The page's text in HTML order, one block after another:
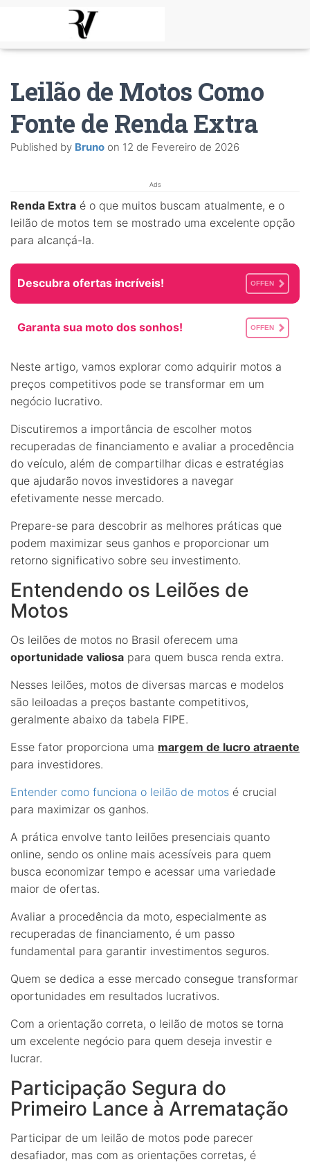
Leilão de Motos Como
Fonte de Renda Extra
Published by Bruno on 12 de Fevereiro de 2026
Ads
Renda Extra é o que muitos buscam atualmente, e o
leilão de motos tem se mostrado uma excelente opção
para alcançá-la.
Descubra ofertas incríveis! OFFEN
Garanta sua moto dos sonhos! OFFEN
Neste artigo, vamos explorar como adquirir motos a
preços competitivos pode se transformar em um
negócio lucrativo.
Discutiremos a importância de escolher motos
recuperadas de financiamento e avaliar a procedência
do veículo, além de compartilhar dicas e estratégias
que ajudarão novos investidores a navegar
efetivamente nesse mercado.
Prepare-se para descobrir as melhores práticas que
podem maximizar seus ganhos e proporcionar um
retorno significativo sobre seu investimento.
Entendendo os Leilões de
Motos
Os leilões de motos no Brasil oferecem uma
oportunidade valiosa para quem busca renda extra.
Nesses leilões, motos de diversas marcas e modelos
são leiloadas a preços bastante competitivos,
geralmente abaixo da tabela FIPE.
Esse fator proporciona uma margem de lucro atraente
para investidores.
Entender como funciona o leilão de motos é crucial
para maximizar os ganhos.
A prática envolve tanto leilões presenciais quanto
online, sendo os online mais acessíveis para quem
busca economizar tempo e acessar uma variedade
maior de ofertas.
Avaliar a procedência da moto, especialmente as
recuperadas de financiamento, é um passo
fundamental para garantir investimentos seguros.
Quem se dedica a esse mercado consegue transformar
oportunidades em resultados lucrativos.
Com a orientação correta, o leilão de motos se torna
um excelente negócio para quem deseja investir e
lucrar.
Participação Segura do
Primeiro Lance à Arrematação
Participar de um leilão de motos pode parecer
desafiador, mas com as orientações corretas, é